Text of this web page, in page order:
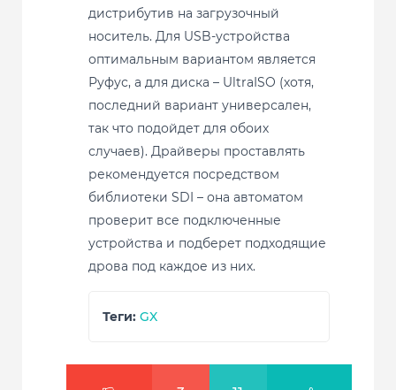
дистрибутив на загрузочный
носитель. Для USB-устройства
оптимальным вариантом является
Руфус, а для диска – UltraISO (хотя,
последний вариант универсален,
так что подойдет для обоих
случаев). Драйверы проставлять
рекомендуется посредством
библиотеки SDI – она автоматом
проверит все подключенные
устройства и подберет подходящие
дрова под каждое из них.
Теги: GX